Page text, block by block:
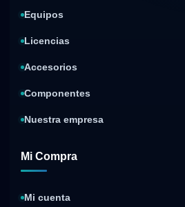
Equipos
Licencias
Accesorios
Componentes
Nuestra empresa
Mi Compra
Mi cuenta